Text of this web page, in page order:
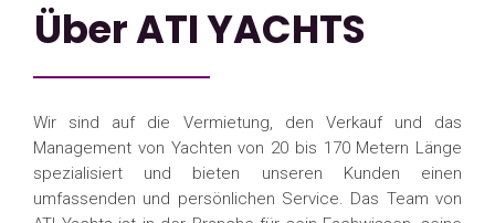
Über ATI YACHTS
Wir sind auf die Vermietung, den Verkauf und das
Management von Yachten von 20 bis 170 Metern Länge
spezialisiert und bieten unseren Kunden einen
umfassenden und persönlichen Service. Das Team von